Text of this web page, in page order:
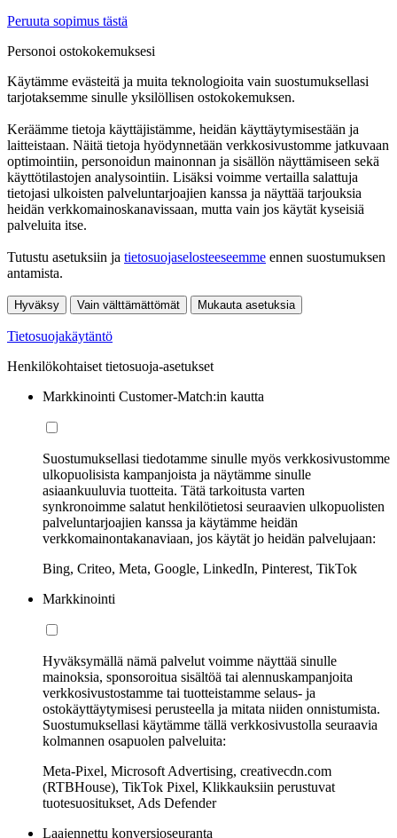
Peruuta sopimus tästä
Personoi ostokokemuksesi
Käytämme evästeitä ja muita teknologioita vain suostumuksellasi
tarjotaksemme sinulle yksilöllisen ostokokemuksen.
Keräämme tietoja käyttäjistämme, heidän käyttäytymisestään ja
laitteistaan. Näitä tietoja hyödynnetään verkkosivustomme jatkuvaan
optimointiin, personoidun mainonnan ja sisällön näyttämiseen sekä
käyttötilastojen analysointiin. Lisäksi voimme vertailla salattuja
tietojasi ulkoisten palveluntarjoajien kanssa ja näyttää tarjouksia
heidän verkkomainoskanavissaan, mutta vain jos käytät kyseisiä
palveluita itse.
Tutustu asetuksiin ja tietosuojaselosteeseemme ennen suostumuksen
antamista.
Hyväksy Vain välttämättömät Mukauta asetuksia
Tietosuojakäytäntö
Henkilökohtaiset tietosuoja-asetukset
Markkinointi Customer-Match:in kautta
Suostumuksellasi tiedotamme sinulle myös verkkosivustomme
ulkopuolisista kampanjoista ja näytämme sinulle
asiaankuuluvia tuotteita. Tätä tarkoitusta varten
synkronoimme salatut henkilötietosi seuraavien ulkopuolisten
palveluntarjoajien kanssa ja käytämme heidän
verkkomainontakanaviaan, jos käytät jo heidän palvelujaan:
Bing, Criteo, Meta, Google, LinkedIn, Pinterest, TikTok
Markkinointi
Hyväksymällä nämä palvelut voimme näyttää sinulle
mainoksia, sponsoroitua sisältöä tai alennuskampanjoita
verkkosivustostamme tai tuotteistamme selaus- ja
ostokäyttäytymisesi perusteella ja mitata niiden onnistumista.
Suostumuksellasi käytämme tällä verkkosivustolla seuraavia
kolmannen osapuolen palveluita:
Meta-Pixel, Microsoft Advertising, creativecdn.com
(RTBHouse), TikTok Pixel, Klikkauksiin perustuvat
tuotesuositukset, Ads Defender
Laajennettu konversioseuranta